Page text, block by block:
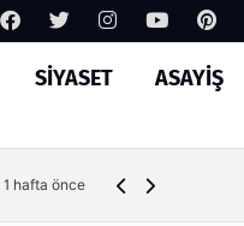
SIYASET ASAYIŞ
1 hafta önce Ambalaj